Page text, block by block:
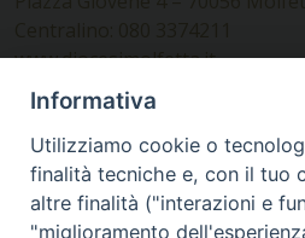
www.diocesimolfetta.it –
Ufficio Comunicazioni sociali
Piazza Giovene 4 – 70056
Informativa
Utilizziamo cookie o
finalità tecniche e, con il tuo
altre finalità ("interazioni e
"miglioramento